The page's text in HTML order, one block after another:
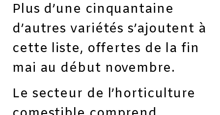
Plus d’une cinquantaine
d’autres variétés s’ajoutent à
cette liste, offertes de la fin
mai au début novembre.
Le secteur de l’horticulture